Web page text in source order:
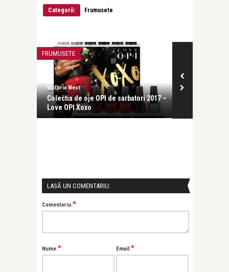
Categorii:
Frumusete
FRUMUSETE
Victoria West
Colectia de oje OPI de sarbatori 2017 –
Love OPI Xoxo
LASĂ UN COMENTARIU:
Comentariu:*
Nume:* Email:*